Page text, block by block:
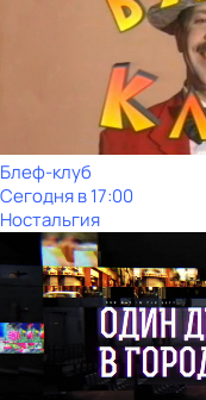
Блеф-клуб
Сегодня в 17:00
Ностальгия